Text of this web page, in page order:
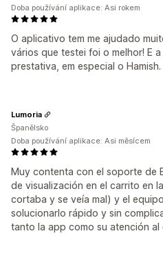
O aplicativo tem me ajudado
vários que testei foi o melhor! E
prestativa, em especial o Hamish.
Doba používání aplikace: Asi rokem
Muy contenta con el soporte de
de visualización en el carrito en
cortaba y se veía mal) y el
solucionarlo rápido y sin
tanto la app como su atención al
Lumoria
Španělsko
Doba používání aplikace: Asi měsícem